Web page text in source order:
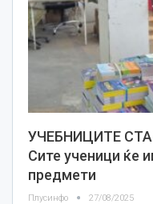
УЧЕБНИЦИТЕ
Сите ученици ќе
предмети
Плусинфо 27/08/2025